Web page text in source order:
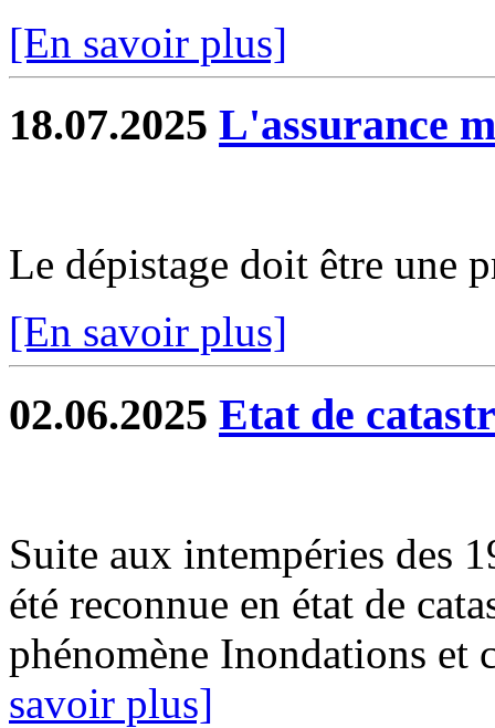
[En savoir plus]
18.07.2025 L'assurance
Le dépistage doit être une
[En savoir plus]
02.06.2025 Etat de
Suite aux intempéries des
été reconnue en état de
phénomène Inondations et
savoir plus]